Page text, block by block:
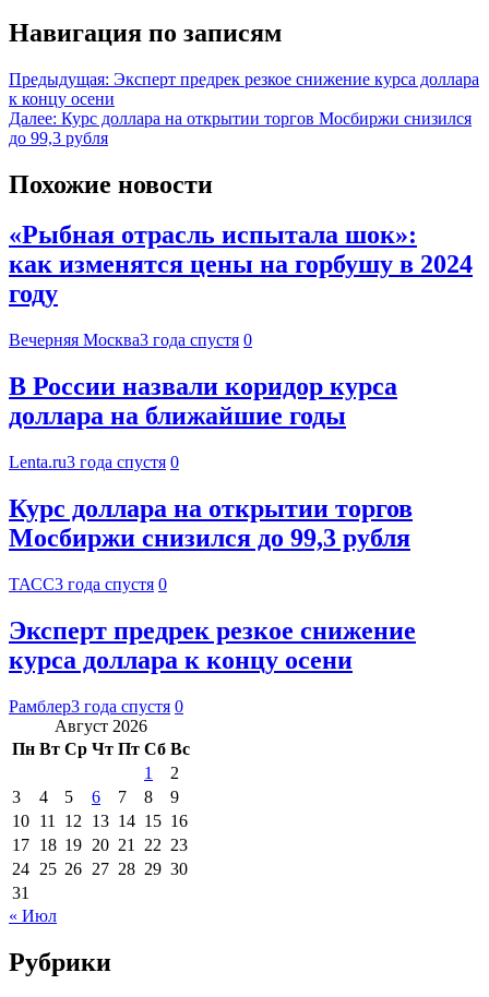
Навигация по записям
Предыдущая: Эксперт предрек резкое снижение курса доллара
к концу осени
Далее: Курс доллара на открытии торгов Мосбиржи снизился
до 99,3 рубля
Похожие новости
«Рыбная отрасль испытала шок»:
как изменятся цены на горбушу в 2024
году
Вечерняя Москва3 года спустя 0
В России назвали коридор курса
доллара на ближайшие годы
Lenta.ru3 года спустя 0
Курс доллара на открытии торгов
Мосбиржи снизился до 99,3 рубля
ТАСС3 года спустя 0
Эксперт предрек резкое снижение
курса доллара к концу осени
Рамблер3 года спустя 0
Август 2026
Пн Вт Ср Чт Пт Сб Вс
1
2
3
4 5 6 7 8
9
10 11 12 13 14 15 16
17 18 19 20 21 22 23
24 25 26 27 28 29 30
31
« Июл
Рубрики